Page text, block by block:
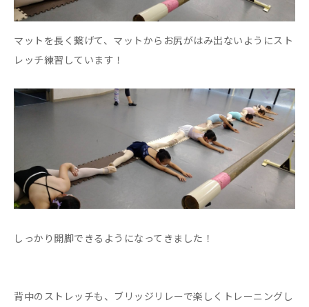
マットを長く繋げて、マットからお尻がはみ出ないようにスト
レッチ練習しています！
しっかり開脚できるようになってきました！
背中のストレッチも、ブリッジリレーで楽しくトレーニングし